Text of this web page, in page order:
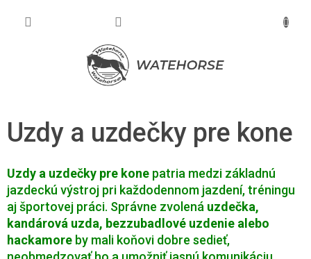
Uzdy a uzdečky pre kone
Uzdy a uzdečky pre kone patria medzi základnú
jazdeckú výstroj pri každodennom jazdení, tréningu
aj športovej práci. Správne zvolená uzdečka,
kandárová uzda, bezzubadlové uzdenie alebo
hackamore by mali koňovi dobre sedieť,